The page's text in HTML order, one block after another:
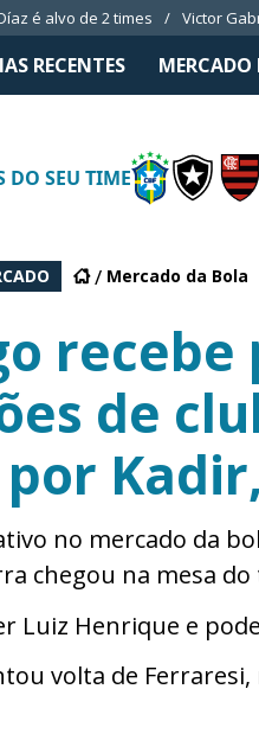
é alvo de 2 times Victor
RECENTES
DO SEU TIME
Mercado da Bola
recebe
de
por
no mercado da
chegou na mesa do
Luiz Henrique e
volta de